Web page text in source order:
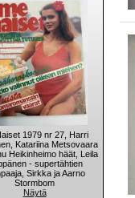
1979 nr 27, Harri
Katariina Metsovaara
Heikinheimo häät, Leila
- supertähtien
Sirkka ja Aarno
Stormbom
Näytä